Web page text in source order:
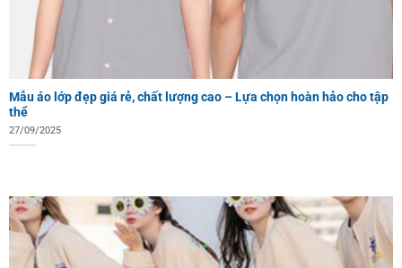
Mẫu áo lớp đẹp giá rẻ, chất lượng cao – Lựa chọn hoàn hảo cho tập
thể
27/09/2025